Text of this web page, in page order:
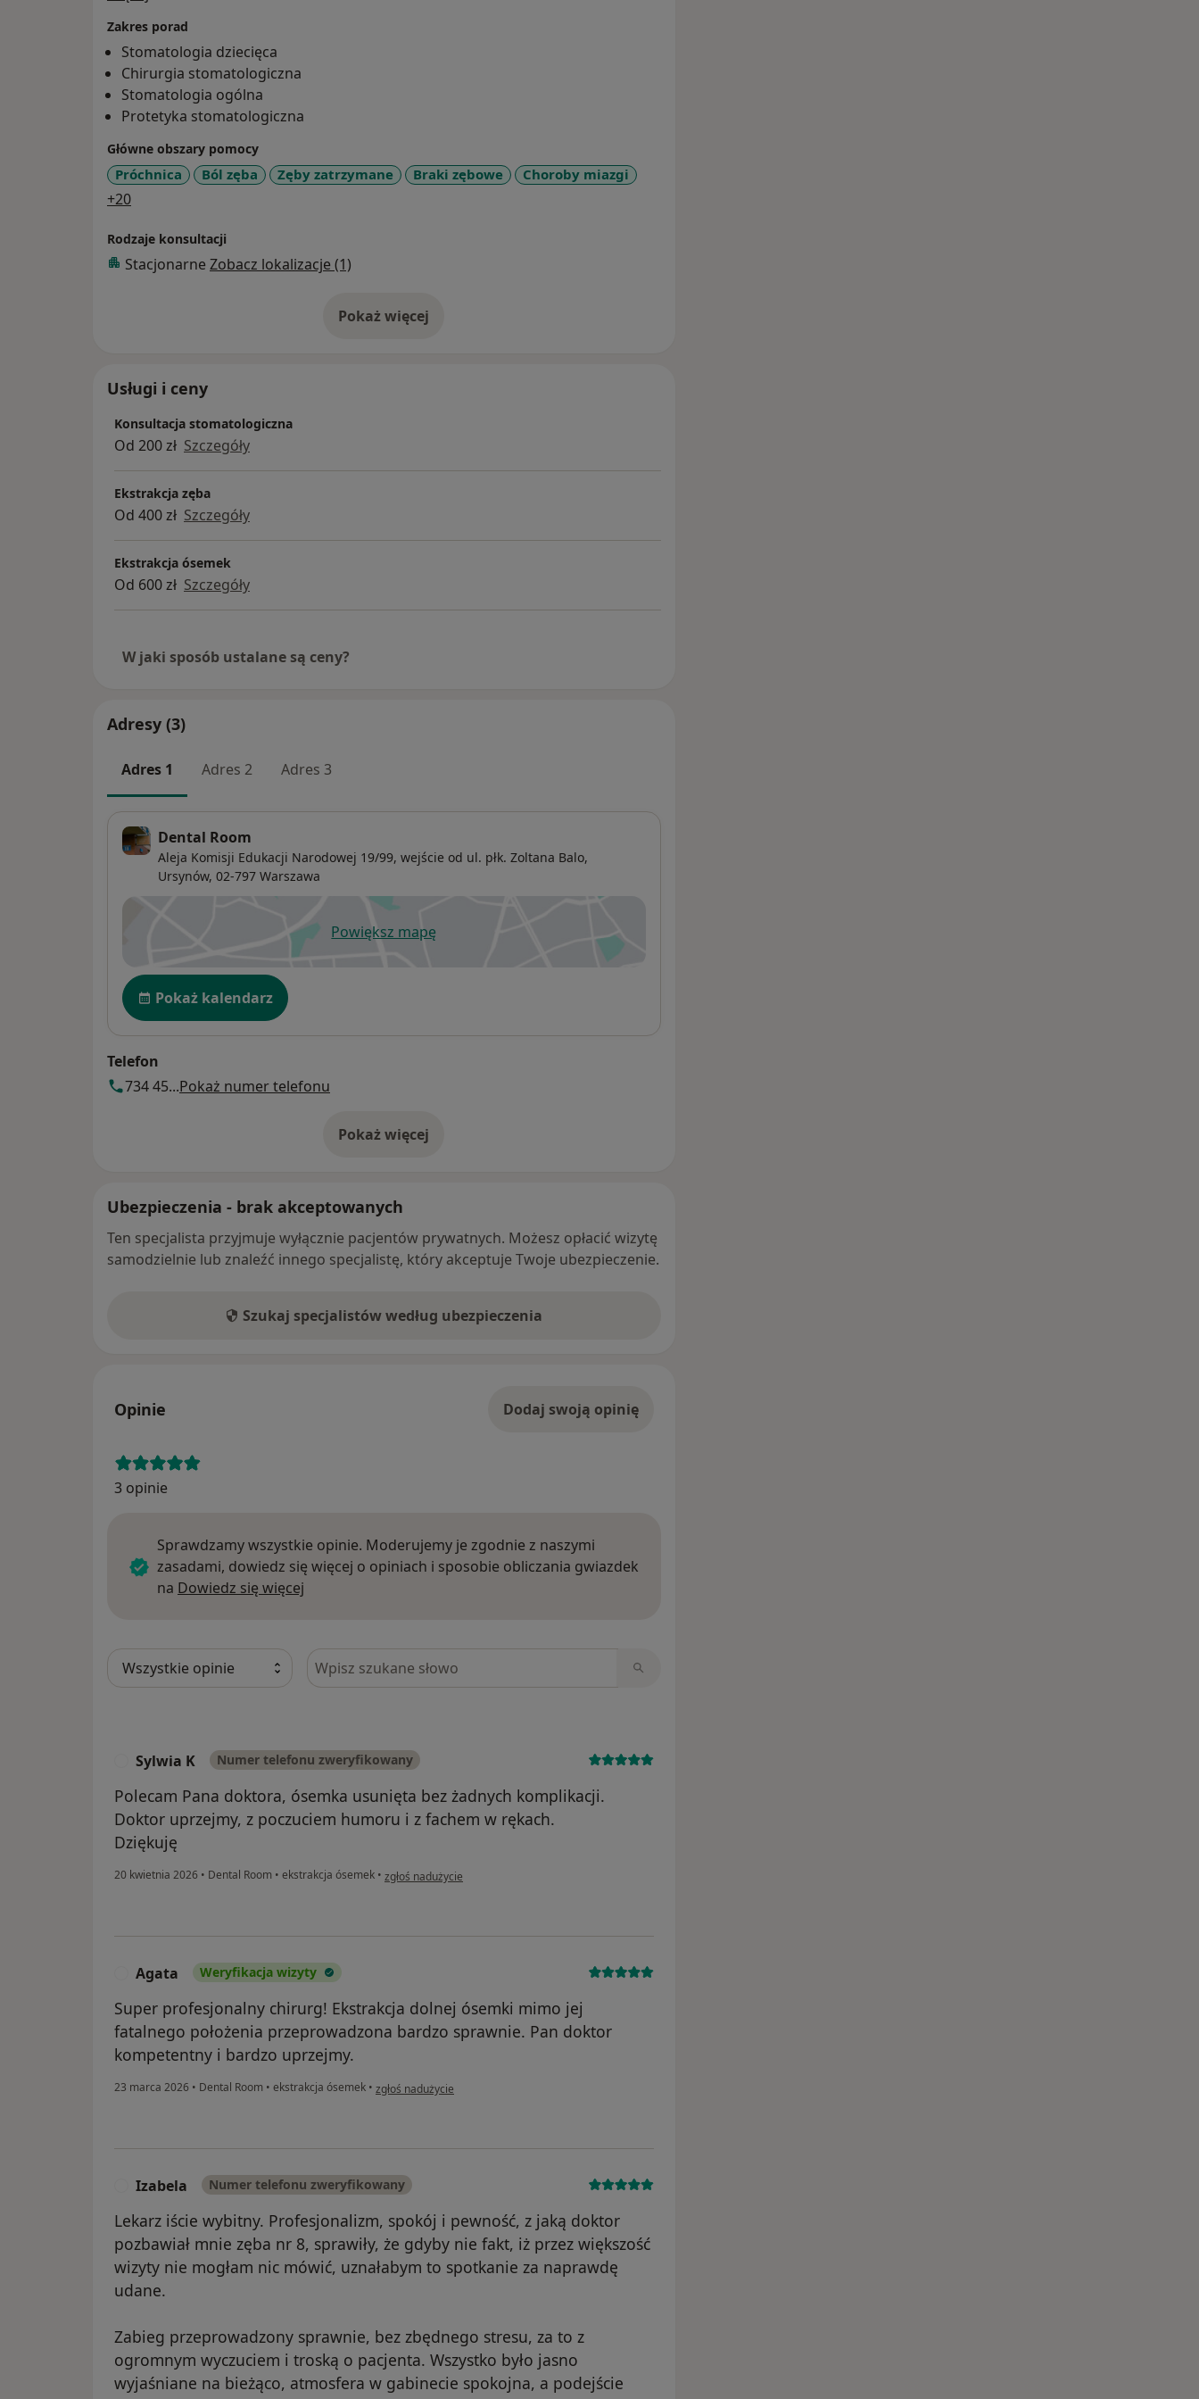
Zakres porad
Stomatologia dziecięca
Chirurgia stomatologiczna
Stomatologia ogólna
Protetyka stomatologiczna
Główne obszary pomocy
Próchnica Ból zęba Zęby zatrzymane Braki zębowe Choroby miazgi
+20a11y_sr_more_diseases
Rodzaje konsultacji
Stacjonarne Zobacz lokalizacje (1)
Pokaż więcejo doświadczeniu
Usługi i ceny
Konsultacja stomatologiczna
Od 200 zł Szczegóły
Ekstrakcja zęba
Od 400 zł Szczegóły
Ekstrakcja ósemek
Od 600 zł Szczegóły
W jaki sposób ustalane są ceny?
Adresy (3)
Adres 1 Adres 2 Adres 3
Dental Room
Aleja Komisji Edukacji Narodowej 19/99, wejście od ul. płk. Zoltana Balo,
Ursynów, 02-797 Warszawa
Powiększ mapęotwiera się w nowej karcie
Dostępność
Pokaż kalendarz
Telefon
734 45...Pokaż numer telefonu
Pokaż więcej
o adresie
Ubezpieczenia - brak akceptowanych
Ten specjalista przyjmuje wyłącznie pacjentów prywatnych. Możesz opłacić wizytę
samodzielnie lub znaleźć innego specjalistę, który akceptuje Twoje ubezpieczenie.
Szukaj specjalistów według ubezpieczenia
Opinie Dodaj swoją opinię
3 opinie
Sprawdzamy wszystkie opinie. Moderujemy je zgodnie z naszymi
zasadami, dowiedz się więcej o opiniach i sposobie obliczania gwiazdek
na Dowiedz się więcej
Szukaj w opiniach
Sylwia K Numer telefonu zweryfikowany
Polecam Pana doktora, ósemka usunięta bez żadnych komplikacji.
Doktor uprzejmy, z poczuciem humoru i z fachem w rękach.
Dziękuję
20 kwietnia 2026 • Dental Room • ekstrakcja ósemek • w opinii użytkownika Sylwia K
zgłoś nadużycie
Agata Weryfikacja wizyty
Super profesjonalny chirurg! Ekstrakcja dolnej ósemki mimo jej
fatalnego położenia przeprowadzona bardzo sprawnie. Pan doktor
kompetentny i bardzo uprzejmy.
23 marca 2026 • Dental Room • ekstrakcja ósemek • w opinii użytkownika Agata
zgłoś nadużycie
Izabela Numer telefonu zweryfikowany
Lekarz iście wybitny. Profesjonalizm, spokój i pewność, z jaką doktor
pozbawiał mnie zęba nr 8, sprawiły, że gdyby nie fakt, iż przez większość
wizyty nie mogłam nic mówić, uznałabym to spotkanie za naprawdę
udane.
Zabieg przeprowadzony sprawnie, bez zbędnego stresu, za to z
ogromnym wyczuciem i troską o pacjenta. Wszystko było jasno
wyjaśniane na bieżąco, atmosfera w gabinecie spokojna, a podejście